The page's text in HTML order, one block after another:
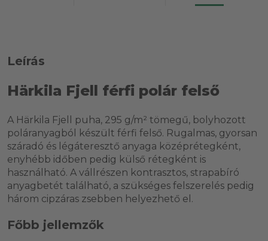
Leírás
Härkila Fjell férfi polár felső
A Härkila Fjell puha, 295 g/m² tömegű, bolyhozott
poláranyagból készült férfi felső. Rugalmas, gyorsan
száradó és légáteresztő anyaga középrétegként,
enyhébb időben pedig külső rétegként is
használható. A vállrészen kontrasztos, strapabíró
anyagbetét található, a szükséges felszerelés pedig
három cipzáras zsebben helyezhető el.
Főbb jellemzők